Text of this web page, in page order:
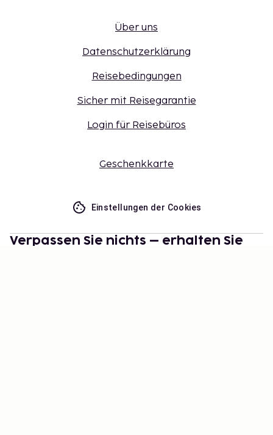
Über uns
Datenschutzerklärung
Reisebedingungen
Sicher mit Reisegarantie
Login für Reisebüros
Geschenkkarte
Einstellungen der Cookies
Verpassen Sie nichts – erhalten Sie